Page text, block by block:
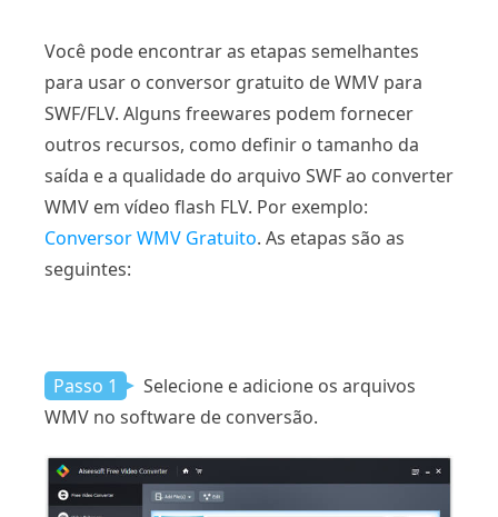
Você pode encontrar as etapas semelhantes
para usar o conversor gratuito de WMV para
SWF/FLV. Alguns freewares podem fornecer
outros recursos, como definir o tamanho da
saída e a qualidade do arquivo SWF ao converter
WMV em vídeo flash FLV. Por exemplo:
Conversor WMV Gratuito. As etapas são as
seguintes:
Passo 1
Selecione e adicione os arquivos
WMV no software de conversão.